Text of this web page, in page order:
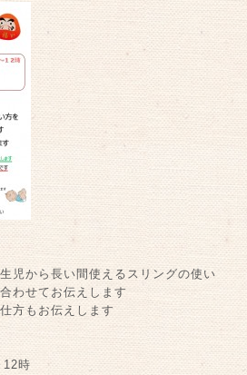
児から長い間使えるスリングの使い
わせてお伝えします
方もお伝えします
時